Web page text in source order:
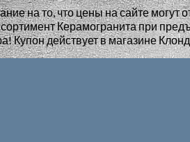
на то, что цены на сайте могут
Керамогранита при
Купон действует в магазине